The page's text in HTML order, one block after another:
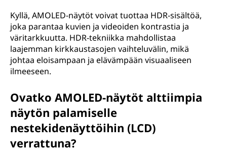
Kyllä, AMOLED-näytöt voivat tuottaa HDR-sisältöä,
joka parantaa kuvien ja videoiden kontrastia ja
väritarkkuutta. HDR-tekniikka mahdollistaa
laajemman kirkkaustasojen vaihteluvälin, mikä
johtaa eloisampaan ja elävämpään visuaaliseen
ilmeeseen.
Ovatko AMOLED-näytöt alttiimpia
näytön palamiselle
nestekidenäyttöihin (LCD)
verrattuna?